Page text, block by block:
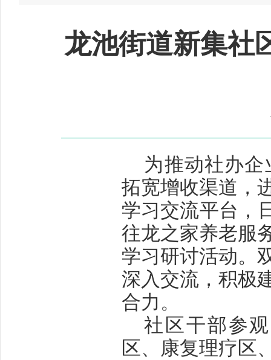
龙池街道新集社
为推动社办
拓宽增收渠道，
学习交流平台，
往龙之家养老服
学习研讨活动。
深入交流，积极
合力。
社区干部参
区、康复理疗区